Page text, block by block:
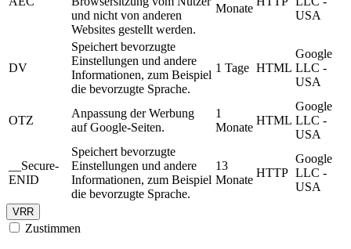
und nicht von anderen
Websites gestellt werden.
Monate
USA
DV
Speichert bevorzugte
Einstellungen und andere
Informationen, zum Beispiel
die bevorzugte Sprache.
1 Tage HTML
Google
LLC -
USA
OTZ
Anpassung der Werbung
auf Google-Seiten.
1
Monate
HTML
Google
LLC -
USA
__Secure-
ENID
Speichert bevorzugte
Einstellungen und andere
Informationen, zum Beispiel
die bevorzugte Sprache.
13
Monate
HTTP
Google
LLC -
USA
VRR
Zustimmen